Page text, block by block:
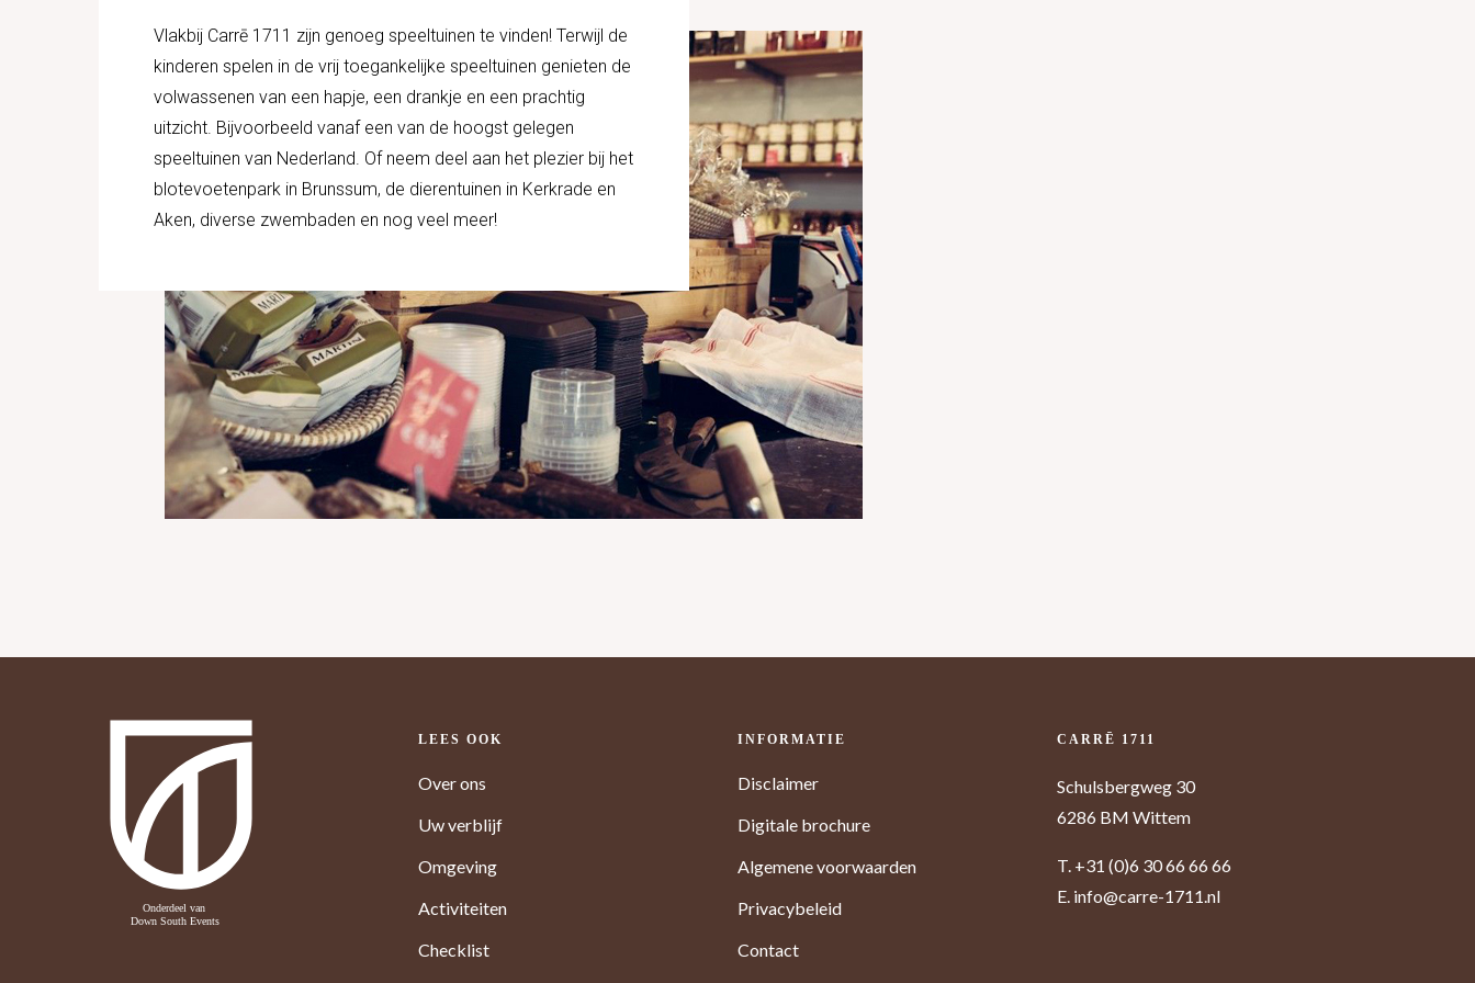
Vlakbij Carrē 1711 zijn genoeg speeltuinen te vinden! Terwijl de
kinderen spelen in de vrij toegankelijke speeltuinen genieten de
volwassenen van een hapje, een drankje en een prachtig
uitzicht. Bijvoorbeeld vanaf een van de hoogst gelegen
speeltuinen van Nederland. Of neem deel aan het plezier bij het
blotevoetenpark in Brunssum, de dierentuinen in Kerkrade en
Aken, diverse zwembaden en nog veel meer!
OOK DE DAGELIJKSE VOORZIENINGEN
Carrē 1711 ligt midden tussen uitgestrekte weilanden. Toch zijn
LEES OOK
Over ons
Uw verblijf
Omgeving
Activiteiten
Checklist
INFORMATIE
Disclaimer
Digitale brochure
Algemene voorwaarden
Privacybeleid
Contact
CARRĒ 1711
Schulsbergweg 30
6286 BM Wittem
T. +31 (0)6 30 66 66 66
E. info@carre-1711.nl